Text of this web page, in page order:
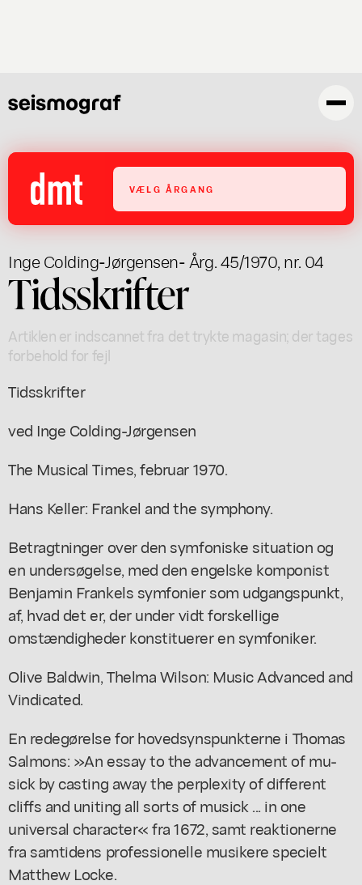
VÆLG ÅRGANG
Inge Colding-Jørgensen- Årg. 45/1970, nr. 04
Tidsskrifter
Artiklen er indscannet fra det trykte magasin; der tages
forbehold for fejl
Tidsskrifter
ved Inge Colding-Jørgensen
The Musical Times, februar 1970.
Hans Keller: Frankel and the symphony.
Betragtninger over den symfoniske situation og
en undersøgelse, med den engelske komponist
Benjamin Frankels symfonier som udgangspunkt,
af, hvad det er, der under vidt forskellige
omstændigheder konstituerer en symfoniker.
Olive Baldwin, Thelma Wilson: Music Advanced and
Vindicated.
En redegørelse for hovedsynspunkterne i Thomas
Salmons: »An essay to the advancement of mu-
sick by casting away the perplexity of different
cliffs and uniting all sorts of musick ... in one
universal character« fra 1672, samt reaktionerne
fra samtidens professionelle musikere specielt
Matthew Locke.